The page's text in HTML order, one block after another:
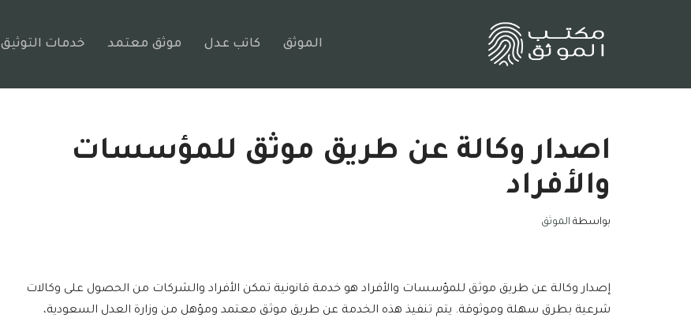
المحتوى
الموثق كاتب عدل موثق معتمد خدمات التوثيق
اصدار وكالة عن طريق موثق للمؤسسات
والأفراد
بواسطة الموثق
إصدار وكالة عن طريق موثق للمؤسسات والأفراد هو خدمة قانونية تمكن الأفراد والشركات من الحصول على وكالات
شرعية بطرق سهلة وموثوقة. يتم تنفيذ هذه الخدمة عن طريق موثق معتمد ومؤهل من وزارة العدل السعودية،